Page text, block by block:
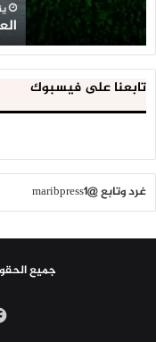
يناير 31, 2021
العدو الإسرائيلي اعتقل 543 طفلا فلسطينيا خلال
تابعنا على فيسبوك
غرد وتابع @maribpress1
جميع الحقوق